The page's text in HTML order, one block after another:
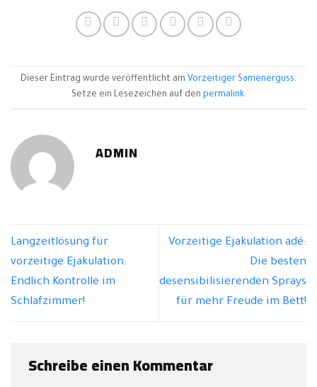
Dieser Eintrag wurde veröffentlicht am Vorzeitiger Samenerguss.
Setze ein Lesezeichen auf den permalink.
ADMIN
Langzeitlösung für
vorzeitige Ejakulation:
Endlich Kontrolle im
Schlafzimmer!
Vorzeitige Ejakulation adé:
Die besten
desensibilisierenden Sprays
für mehr Freude im Bett!
Schreibe einen Kommentar